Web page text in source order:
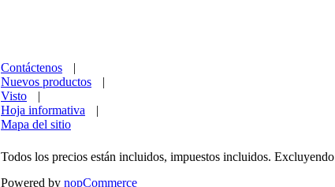
Contáctenos
|
Nuevos productos
|
Visto
|
Hoja informativa
|
Mapa del sitio
Todos los precios están incluidos, impuestos incluidos. Excluyendo
Powered by nopCommerce